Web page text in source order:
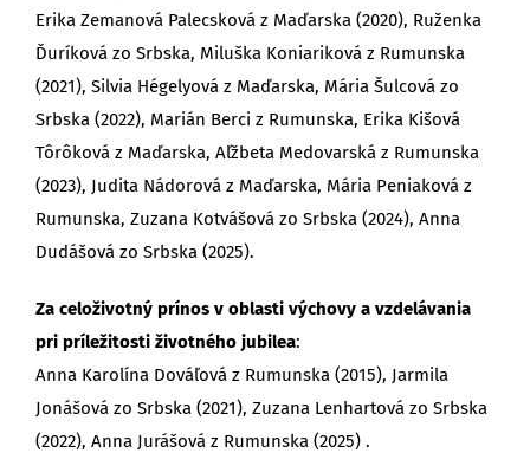
Erika Zemanová Palecsková z Maďarska (2020), Ruženka
Ďuríková zo Srbska, Miluška Koniariková z Rumunska
(2021), Silvia Hégelyová z Maďarska, Mária Šulcová zo
Srbska (2022), Marián Berci z Rumunska, Erika Kišová
Tôrôková z Maďarska, Aľžbeta Medovarská z Rumunska
(2023), Judita Nádorová z Maďarska, Mária Peniaková z
Rumunska, Zuzana Kotvášová zo Srbska (2024), Anna
Dudášová zo Srbska (2025).
Za celoživotný prínos v oblasti výchovy a vzdelávania
pri príležitosti životného jubilea:
Anna Karolína Dováľová z Rumunska (2015), Jarmila
Jonášová zo Srbska (2021), Zuzana Lenhartová zo Srbska
(2022), Anna Jurášová z Rumunska (2025) .